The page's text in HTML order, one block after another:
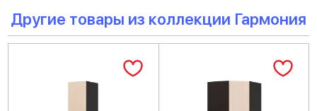
Другие товары из коллекции Гармония